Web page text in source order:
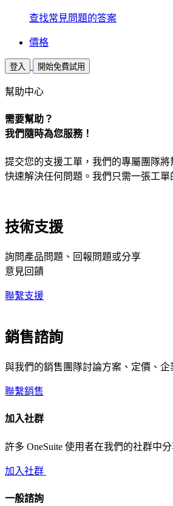
查找常見問題的答案
價格
登入 開始免費試用
幫助中心
需要幫助？
我們隨時為您服務！
提交您的支援工單，我們的專屬團隊將
快速解決任何問題。我們只需一張工單
技術支援
詢問產品問題、回報問題或分享
意見回饋
聯繫支援
銷售諮詢
與我們的銷售團隊討論方案、定價、企
聯繫銷售
加入社群
許多 OneSuite 使用者在我們的社群中
加入社群
一般諮詢